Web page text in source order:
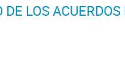
LOS ACUERDOS